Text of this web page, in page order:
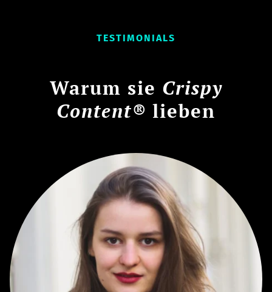
TESTIMONIALS
Warum sie Crispy
Content® lieben